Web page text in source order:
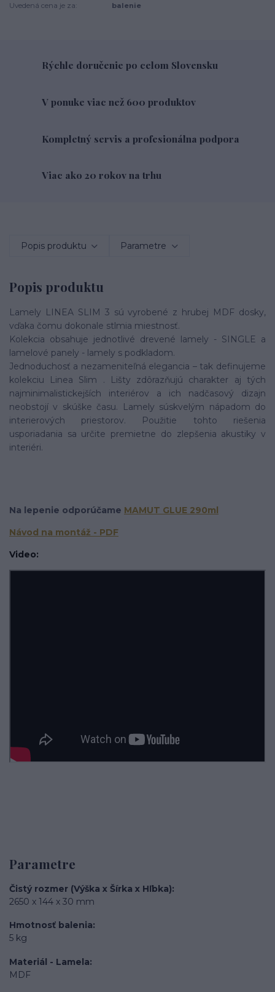
Uvedená cena je za:
balenie
Rýchle doručenie po celom Slovensku
V ponuke viac než 600 produktov
Kompletný servis a profesionálna podpora
Viac ako 20 rokov na trhu
Popis produktu Parametre
Popis produktu
Lamely LINEA SLIM 3 sú vyrobené z hrubej MDF dosky,
vďaka čomu dokonale stlmia miestnosť.
Kolekcia obsahuje jednotlivé drevené lamely - SINGLE a
lamelové panely - lamely s podkladom.
Jednoduchosť a nezameniteľná elegancia – tak definujeme
kolekciu Linea Slim . Lišty zdôrazňujú charakter aj tých
najminimalistickejších interiérov a ich nadčasový dizajn
neobstojí v skúške času. Lamely súskvelým nápadom do
interierových priestorov. Použitie tohto riešenia
usporiadania sa určite premietne do zlepšenia akustiky v
interiéri.
Na lepenie odporúčame MAMUT GLUE 290ml
Návod na montáž - PDF
Video:
Parametre
Čistý rozmer (Výška x Šírka x Hľbka)
2650 x 144 x 30 mm
Hmotnosť balenia
5 kg
Materiál - Lamela
MDF